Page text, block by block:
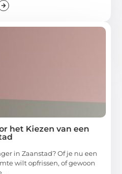
het Kiezen van een
in Zaanstad? Of je nu een
wilt opfrissen, of gewoon